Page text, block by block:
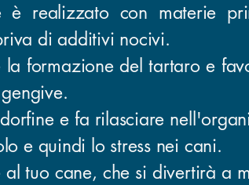
realizzato con materie
di additivi nocivi.
formazione del tartaro e
e fa rilasciare
e quindi lo stress nei cani.
tuo cane, che si divertirà a